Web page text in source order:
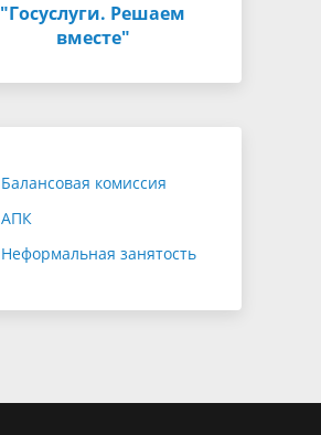
"Госуслуги. Решаем
вместе"
Балансовая комиссия
АПК
Неформальная занятость